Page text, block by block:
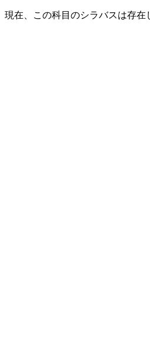
現在、この科目のシラバスは存